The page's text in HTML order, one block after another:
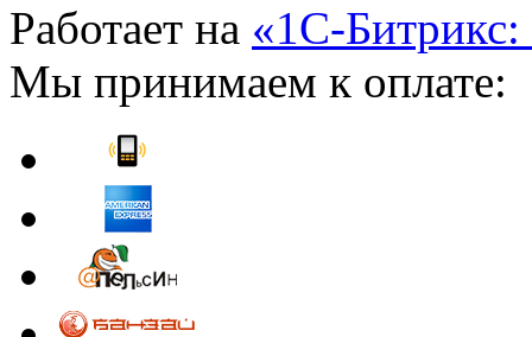
Работает на «1С-Битрикс:
Мы принимаем к оплате: